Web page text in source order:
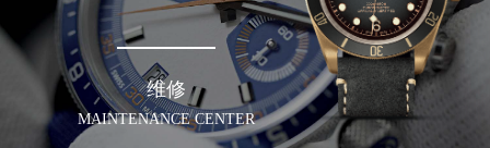
维修
MAINTENANCE CENTER